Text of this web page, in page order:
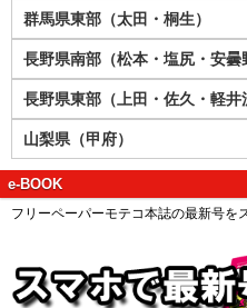
群馬県東部（太田・桐生）
長野県南部（松本・塩尻・安曇
長野県東部（上田・佐久・軽井
山梨県（甲府）
e-BOOK
フリーペーパーモテコ本誌の最新号を